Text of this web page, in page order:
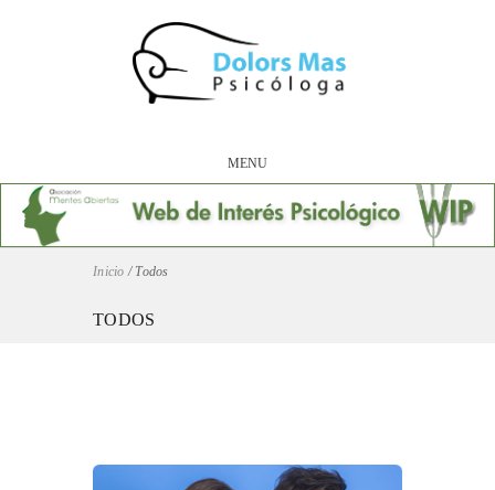
MENU
Inicio / Todos
TODOS